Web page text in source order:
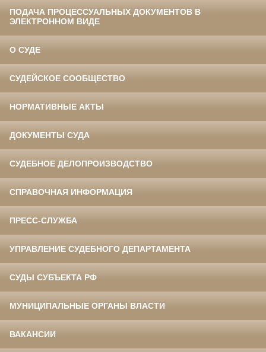
ПОДАЧА ПРОЦЕССУАЛЬНЫХ ДОКУМЕНТОВ В
ЭЛЕКТРОННОМ ВИДЕ
О СУДЕ
СУДЕЙСКОЕ СООБЩЕСТВО
НОРМАТИВНЫЕ АКТЫ
ДОКУМЕНТЫ СУДА
СУДЕБНОЕ ДЕЛОПРОИЗВОДСТВО
СПРАВОЧНАЯ ИНФОРМАЦИЯ
ПРЕСС-СЛУЖБА
УПРАВЛЕНИЕ СУДЕБНОГО ДЕПАРТАМЕНТА
СУДЫ СУБЪЕКТА РФ
МУНИЦИПАЛЬНЫЕ ОРГАНЫ ВЛАСТИ
ВАКАНСИИ